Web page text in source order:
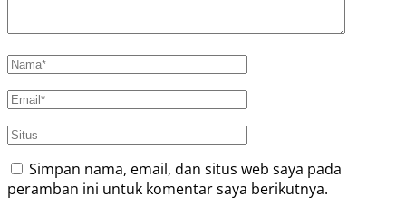
Simpan nama, email, dan situs web saya pada
peramban ini untuk komentar saya berikutnya.